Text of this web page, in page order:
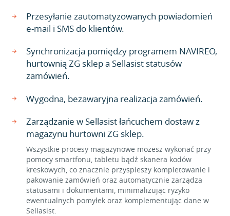
Przesyłanie zautomatyzowanych powiadomień
e-mail i SMS do klientów.
Synchronizacja pomiędzy programem NAVIREO,
hurtownią ZG sklep a Sellasist statusów
zamówień.
Wygodna, bezawaryjna realizacja zamówień.
Zarządzanie w Sellasist łańcuchem dostaw z
magazynu hurtowni ZG sklep.
Wszystkie procesy magazynowe możesz wykonać przy
pomocy smartfonu, tabletu bądź skanera kodów
kreskowych, co znacznie przyspieszy kompletowanie i
pakowanie zamówień oraz automatycznie zarządza
statusami i dokumentami, minimalizując ryzyko
ewentualnych pomyłek oraz komplementując dane w
Sellasist.